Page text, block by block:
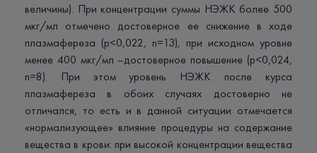
величины). При концентрации суммы НЭЖК более 500
мкг/мл отмечено достоверное ее снижение в ходе
плазмафереза (р<0,022, n=13), при исходном уровне
менее 400 мкг/мл –достоверное повышение (p<0,024,
n=8). При этом уровень НЭЖК после курса
плазмафереза в обоих случаях достоверно не
отличался, то есть и в данной ситуации отмечается
«нормализующее» влияние процедуры на содержание
вещества в крови: при высокой концентрации вещества